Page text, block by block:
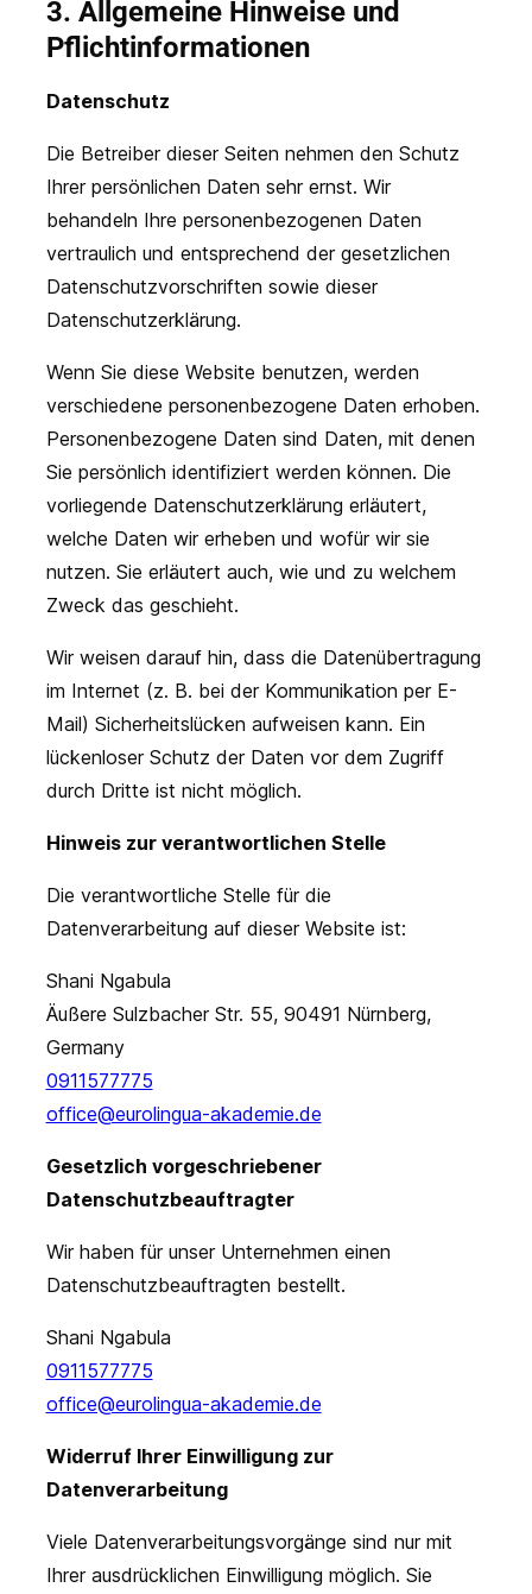
3. Allgemeine Hinweise und
Pflichtinformationen
Datenschutz
Die Betreiber dieser Seiten nehmen den Schutz
Ihrer persönlichen Daten sehr ernst. Wir
behandeln Ihre personenbezogenen Daten
vertraulich und entsprechend der gesetzlichen
Datenschutzvorschriften sowie dieser
Datenschutzerklärung.
Wenn Sie diese Website benutzen, werden
verschiedene personenbezogene Daten erhoben.
Personenbezogene Daten sind Daten, mit denen
Sie persönlich identifiziert werden können. Die
vorliegende Datenschutzerklärung erläutert,
welche Daten wir erheben und wofür wir sie
nutzen. Sie erläutert auch, wie und zu welchem
Zweck das geschieht.
Wir weisen darauf hin, dass die Datenübertragung
im Internet (z. B. bei der Kommunikation per E-
Mail) Sicherheitslücken aufweisen kann. Ein
lückenloser Schutz der Daten vor dem Zugriff
durch Dritte ist nicht möglich.
Hinweis zur verantwortlichen Stelle
Die verantwortliche Stelle für die
Datenverarbeitung auf dieser Website ist:
Shani Ngabula
Äußere Sulzbacher Str. 55, 90491 Nürnberg,
Germany
0911577775
office@eurolingua-akademie.de
Gesetzlich vorgeschriebener
Datenschutzbeauftragter
Wir haben für unser Unternehmen einen
Datenschutzbeauftragten bestellt.
Shani Ngabula
0911577775
office@eurolingua-akademie.de
Widerruf Ihrer Einwilligung zur
Datenverarbeitung
Viele Datenverarbeitungsvorgänge sind nur mit
Ihrer ausdrücklichen Einwilligung möglich. Sie